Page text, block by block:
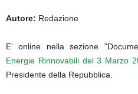
Autore: Redazione
E’ online nella sezione
Energie Rinnovabili del 3 Marzo
Presidente della Repubblica.